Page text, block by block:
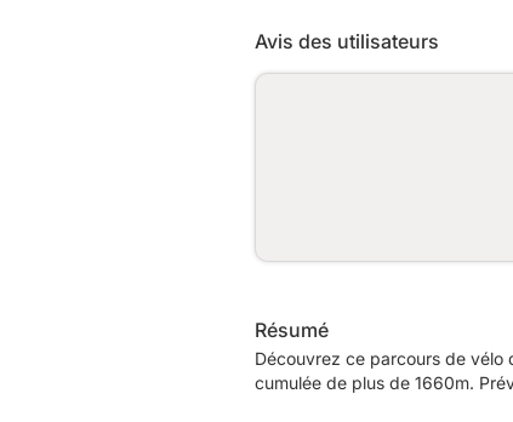
Avis des utilisateurs
Résumé
Découvrez ce parcours de vélo
cumulée de plus de 1660m.